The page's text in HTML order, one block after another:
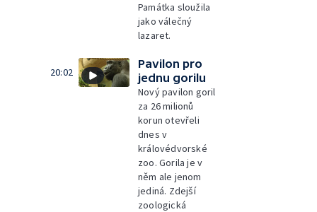
Památka sloužila
jako válečný
lazaret.
20:02
Pavilon pro
jednu gorilu
Nový pavilon goril
za 26 milionů
korun otevřeli
dnes v
královédvorské
zoo. Gorila je v
něm ale jenom
jediná. Zdejší
zoologická